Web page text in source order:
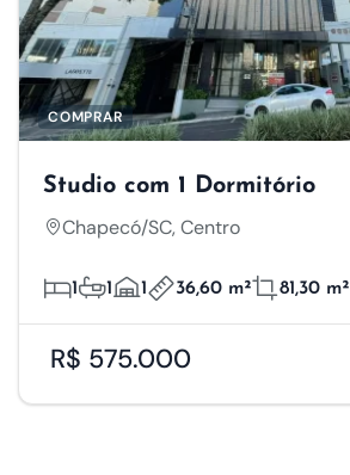
COMPRAR
Studio com 1 Dormitório
Chapecó/SC, Centro
1 1 1 36,60 m² 81,30 m²
R$ 575.000